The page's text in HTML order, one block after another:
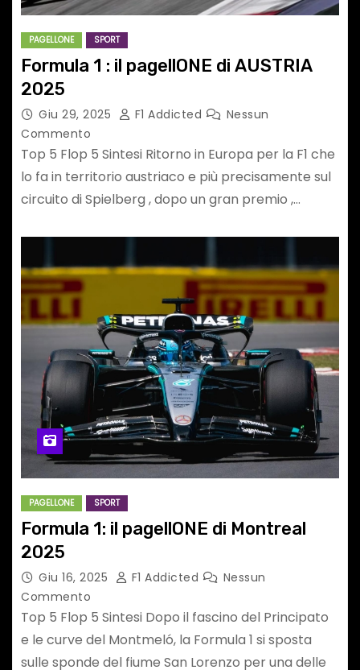
PAGELLONE SPORT
Formula 1 : il pagellONE di AUSTRIA
2025
Giu 29, 2025 F1 Addicted
Nessun
Commento
Top 5 Flop 5 Sintesi Ritorno in Europa per la F1 che
lo fa in territorio austriaco e più precisamente sul
circuito di Spielberg , dopo un gran premio ,…
PAGELLONE SPORT
Formula 1: il pagellONE di Montreal
2025
Giu 16, 2025 F1 Addicted
Nessun
Commento
Top 5 Flop 5 Sintesi Dopo il fascino del Principato
e le curve del Montmeló, la Formula 1 si sposta
sulle sponde del fiume San Lorenzo per una delle